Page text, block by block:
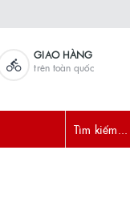
GIAO HÀNG
trên toàn quốc